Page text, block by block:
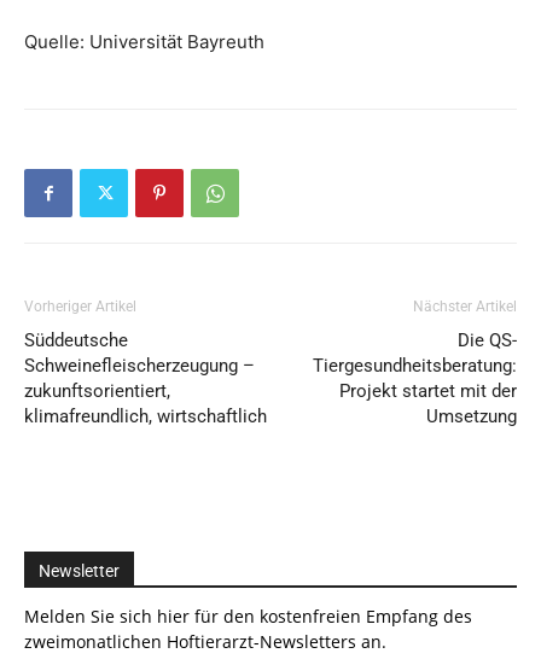
Quelle: Universität Bayreuth
Vorheriger Artikel
Süddeutsche
Schweinefleischerzeugung –
zukunftsorientiert,
klimafreundlich, wirtschaftlich
Nächster Artikel
Die QS-
Tiergesundheitsberatung:
Projekt startet mit der
Umsetzung
Newsletter
Melden Sie sich hier für den kostenfreien Empfang des
zweimonatlichen Hoftierarzt-Newsletters an.